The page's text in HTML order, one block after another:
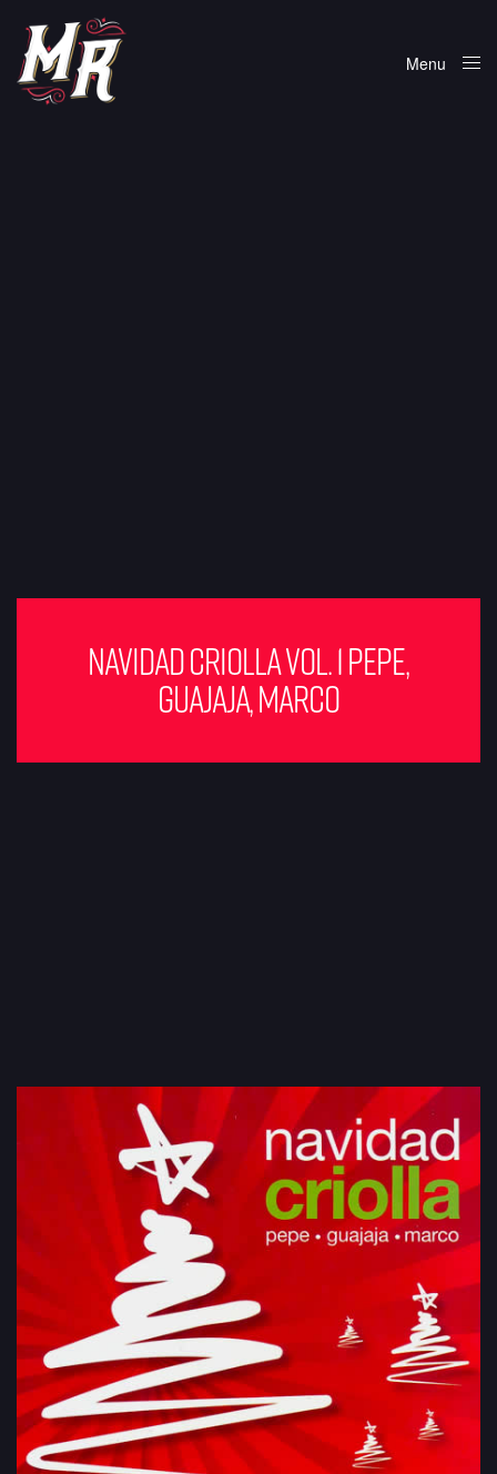
Menu
Navidad Criolla Vol. 1 Pepe,
Guajaja, Marco